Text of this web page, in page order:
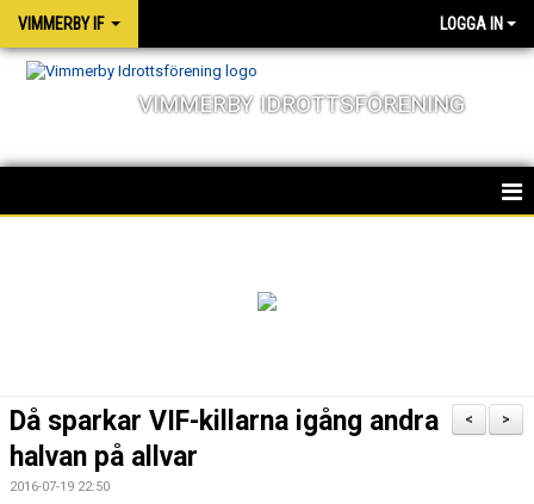
VIMMERBY IF LOGGA IN
VIMMERBY IDROTTSFÖRENING
OM FÖRENINGEN
>
<
Då sparkar VIF-killarna igång andra
halvan på allvar
2016-07-19 22:50